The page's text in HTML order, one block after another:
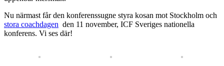
Nu närmast får den konferenssugne styra kosan mot Stockholm och
stora coachdagen den 11 november, ICF Sveriges nationella
konferens. Vi ses där!